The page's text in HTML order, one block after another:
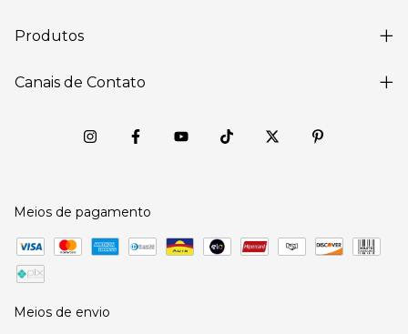
Produtos
Canais de Contato
Meios de pagamento
Meios de envio